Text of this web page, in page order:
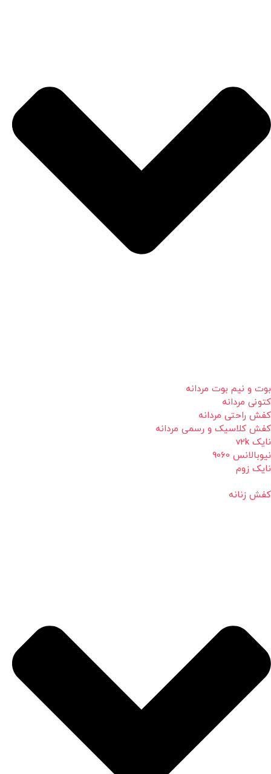
بوت و نیم بوت مردانه
کتونی مردانه
کفش راحتی مردانه
کفش کلاسیک و رسمی مردانه
نایک v2k
نیوبالانس 9060
نایک زوم
کفش زنانه